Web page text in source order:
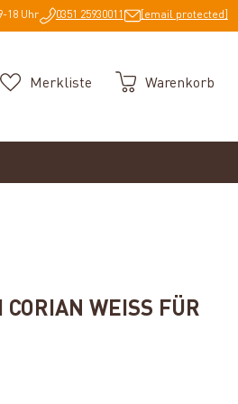
18 Uhr 0351 25930011 [email protected]
Merkliste Warenkorb
WEISS FÜR C